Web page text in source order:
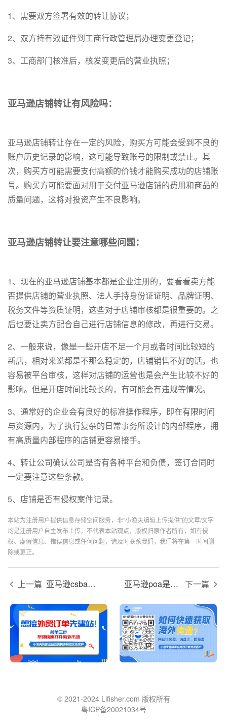
1、需要双方签署有效的转让协议；
2、双方持有效证件到工商行政管理局办理变更登记；
3、工商部门核准后，核发变更后的营业执照；
亚马逊店铺转让有风险吗：
亚马逊店铺转让存在一定的风险，购买方可能会受到不良的
账户历史记录的影响，这可能导致账号的限制或禁止。其
次，购买方可能需要支付高额的价钱才能购买成功的店铺账
号。购买方可能要面对用于交付亚马逊店铺的费用和商品的
质量问题，这将对投资产生不良影响。
亚马逊店铺转让要注意哪些问题：
1、现在的亚马逊店铺基本都是企业注册的，要看看卖方能
否提供店铺的营业执照、法人手持身份证证明、品牌证明、
税务文件等资质证明，这些对于店铺审核都是很重要的。之
后也要让卖方配合自己进行店铺信息的修改，再进行交易。
2、一般来说，像是一些开店不足一个月或者时间比较短的
新店，相对来说都是不那么稳定的，店铺销售不好的话，也
容易被平台审核，这样对店铺的运营也是会产生比较不好的
影响。但是开店时间比较长的，有可能会有违规等情况。
3、通常好的企业会有良好的标准操作程序，即在有限时间
与资源内，为了执行复杂的日常事务所设计的内部程序，拥
有高质量内部程序的店铺更容易接手。
4、转让公司确认公司是否有各种平台和负债，签订合同时
一定要注意这些条款。
5、店铺是否有侵权案件记录。
本站为注册用户提供信息存储空间服务，非“小渔夫编辑上传提供”的文章/文字
均是注册用户自主发布上传，不代表本站观点，版权归原作者所有，如有侵
权、虚假信息、错误信息或任何问题，请及时联系我们，我们将在第一时间删
除或更正。
上一篇 亚马逊csba是什么意思？ 亚马逊poa是什么意思？ 下一篇
© 2021-2024 Lifisher.com 版权所有
粤ICP备20021034号